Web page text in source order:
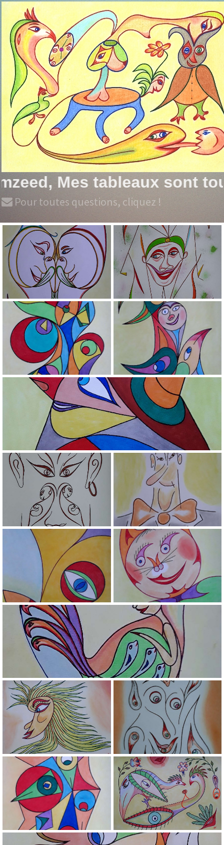
des créations
Pour toutes questions, cliquez !